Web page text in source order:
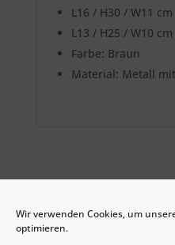
Wir verwenden Cookies, um
optimieren.
L16 / H30 / W11 cm
L13 / H25 / W10 cm
Farbe: Braun
Material: Metall
Ähnliche